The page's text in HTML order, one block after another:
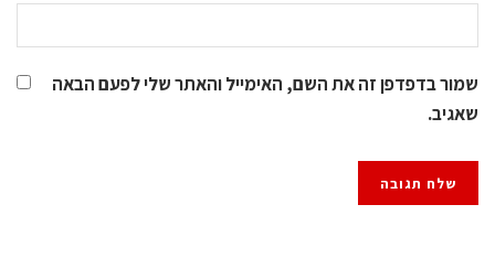
שמור בדפדפן זה את השם, האימייל והאתר שלי לפעם הבאה
שאגיב.